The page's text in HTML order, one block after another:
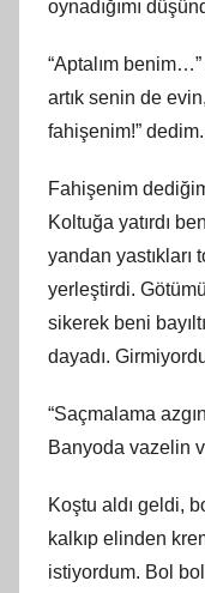
oynadığımı
“Aptalım
artık senin de
fahişenim!” dedim.
Fahişenim
Koltuğa yatırdı
yandan yastıkları
yerleştirdi.
sikerek beni
dayadı.
“Saçmalama
Banyoda vazelin
Koştu aldı geldi,
kalkıp elinden
istiyordum. Bol